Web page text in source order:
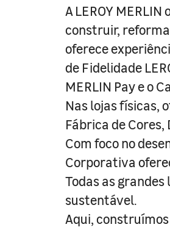
A LEROY
construir,
oferece
de Fidelidade
MERLIN Pay e o
Nas lojas físicas,
Fábrica de
Com foco no
Corporativa
Todas as grandes
sustentável.
Aqui,